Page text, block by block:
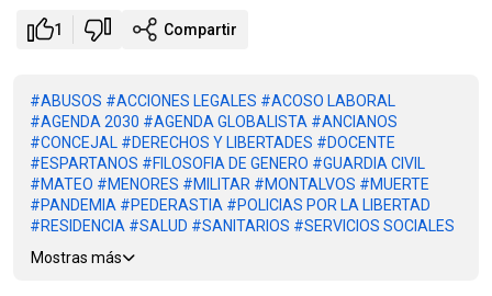
1 Compartir
#ABUSOS #ACCIONES LEGALES #ACOSO LABORAL
#AGENDA 2030 #AGENDA GLOBALISTA #ANCIANOS
#CONCEJAL #DERECHOS Y LIBERTADES #DOCENTE
#ESPARTANOS #FILOSOFIA DE GENERO #GUARDIA CIVIL
#MATEO #MENORES #MILITAR #MONTALVOS #MUERTE
#PANDEMIA #PEDERASTIA #POLICIAS POR LA LIBERTAD
#RESIDENCIA #SALUD #SANITARIOS #SERVICIOS SOCIALES
Mostras más